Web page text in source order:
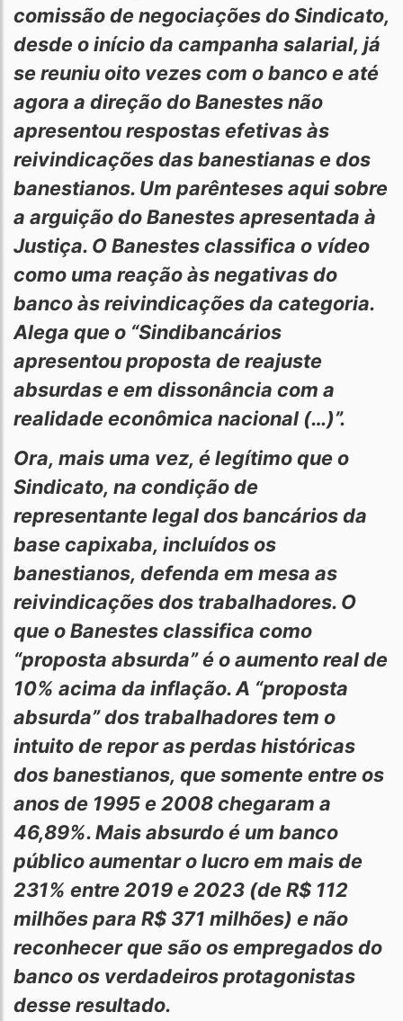
comissão de negociações do Sindicato,
desde o início da campanha salarial, já
se reuniu oito vezes com o banco e até
agora a direção do Banestes não
apresentou respostas efetivas às
reivindicações das banestianas e dos
banestianos. Um parênteses aqui sobre
a arguição do Banestes apresentada à
Justiça. O Banestes classifica o vídeo
como uma reação às negativas do
banco às reivindicações da categoria.
Alega que o “Sindibancários
apresentou proposta de reajuste
absurdas e em dissonância com a
realidade econômica nacional (…)”.
Ora, mais uma vez, é legítimo que o
Sindicato, na condição de
representante legal dos bancários da
base capixaba, incluídos os
banestianos, defenda em mesa as
reivindicações dos trabalhadores. O
que o Banestes classifica como
“proposta absurda” é o aumento real de
10% acima da inflação. A “proposta
absurda” dos trabalhadores tem o
intuito de repor as perdas históricas
dos banestianos, que somente entre os
anos de 1995 e 2008 chegaram a
46,89%. Mais absurdo é um banco
público aumentar o lucro em mais de
231% entre 2019 e 2023 (de R$ 112
milhões para R$ 371 milhões) e não
reconhecer que são os empregados do
banco os verdadeiros protagonistas
desse resultado.